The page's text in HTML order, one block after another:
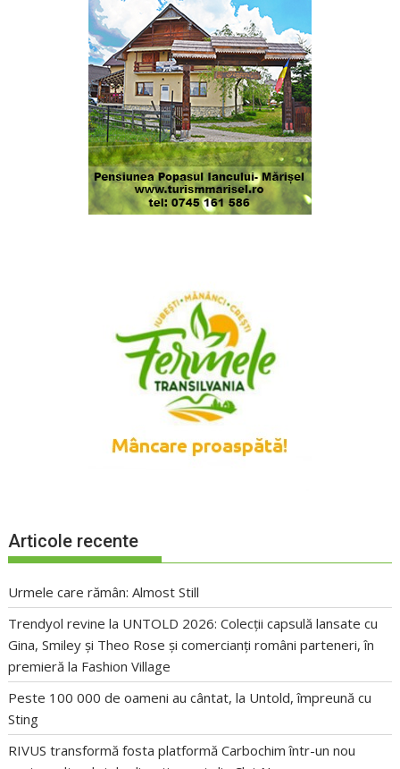
Articole recente
Urmele care rămân: Almost Still
Trendyol revine la UNTOLD 2026: Colecții capsulă lansate cu
Gina, Smiley și Theo Rose și comercianți români parteneri, în
premieră la Fashion Village
Peste 100 000 de oameni au cântat, la Untold, împreună cu
Sting
RIVUS transformă fosta platformă Carbochim într-un nou